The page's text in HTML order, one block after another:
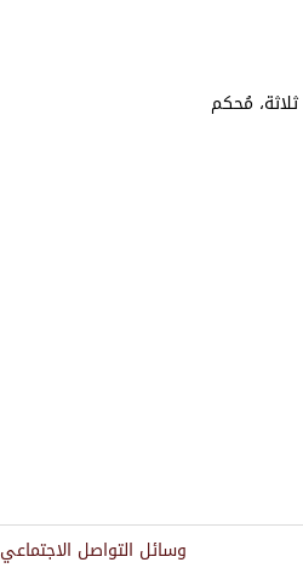
عن ثلاثة، مُحكم
وسائل التواصل الاجتماعي